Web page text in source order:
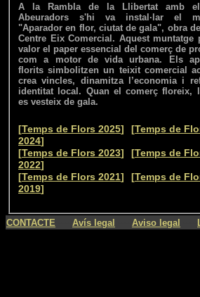
A la Rambla de la Llibertat amb
Abeuradors s'hi va instal·lar el
"Aparador en flor, ciutat de gala", obra
Centre Eix Comercial. Aquest muntatge
valor el paper essencial del comerç de
com a motor de vida urbana. Els
florits simbolitzen un teixit comercial
crea vincles, dinamitza l’economia i
identitat local. Quan el comerç floreix,
es vesteix de gala.
[Temps de Flors 2025] [Temps de
2024]
[Temps de Flors 2023] [Temps de
2022]
[Temps de Flors 2021] [Temps de
2019]
CONTACTE Avís legal Aviso legal